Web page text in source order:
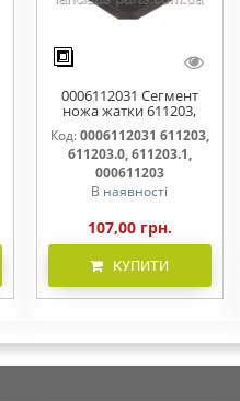
0006112031 Сегмент
ножа жатки 611203,
611203.0, 611203.1,
000611203
Код:0006112031 611203,
611203.0, 611203.1,
000611203
В наявності
107,00 грн.
КУПИТИ